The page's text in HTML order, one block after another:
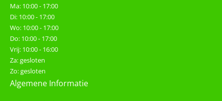
Ma: 10:00 - 17:00
Di: 10:00 - 17:00
Wo: 10:00 - 17:00
Do: 10:00 - 17:00
Vrij: 10:00 - 16:00
Za: gesloten
Zo: gesloten
Algemene Informatie